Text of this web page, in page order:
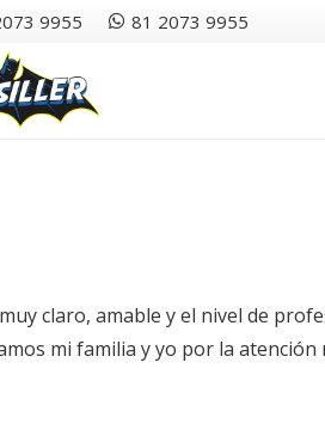
9955 81 2073 9955
claro, amable y el nivel de
mi familia y yo por la atención